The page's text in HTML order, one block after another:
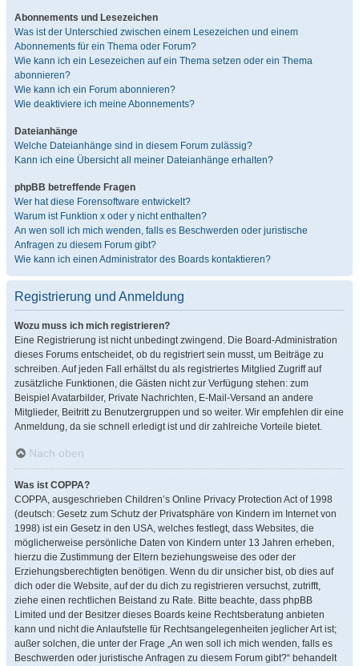
Abonnements und Lesezeichen
Was ist der Unterschied zwischen einem Lesezeichen und einem
Abonnements für ein Thema oder Forum?
Wie kann ich ein Lesezeichen auf ein Thema setzen oder ein Thema
abonnieren?
Wie kann ich ein Forum abonnieren?
Wie deaktiviere ich meine Abonnements?
Dateianhänge
Welche Dateianhänge sind in diesem Forum zulässig?
Kann ich eine Übersicht all meiner Dateianhänge erhalten?
phpBB betreffende Fragen
Wer hat diese Forensoftware entwickelt?
Warum ist Funktion x oder y nicht enthalten?
An wen soll ich mich wenden, falls es Beschwerden oder juristische
Anfragen zu diesem Forum gibt?
Wie kann ich einen Administrator des Boards kontaktieren?
Registrierung und Anmeldung
Wozu muss ich mich registrieren?
Eine Registrierung ist nicht unbedingt zwingend. Die Board-Administration
dieses Forums entscheidet, ob du registriert sein musst, um Beiträge zu
schreiben. Auf jeden Fall erhältst du als registriertes Mitglied Zugriff auf
zusätzliche Funktionen, die Gästen nicht zur Verfügung stehen: zum
Beispiel Avatarbilder, Private Nachrichten, E-Mail-Versand an andere
Mitglieder, Beitritt zu Benutzergruppen und so weiter. Wir empfehlen dir eine
Anmeldung, da sie schnell erledigt ist und dir zahlreiche Vorteile bietet.
Nach oben
Was ist COPPA?
COPPA, ausgeschrieben Children’s Online Privacy Protection Act of 1998
(deutsch: Gesetz zum Schutz der Privatsphäre von Kindern im Internet von
1998) ist ein Gesetz in den USA, welches festlegt, dass Websites, die
möglicherweise persönliche Daten von Kindern unter 13 Jahren erheben,
hierzu die Zustimmung der Eltern beziehungsweise des oder der
Erziehungsberechtigten benötigen. Wenn du dir unsicher bist, ob dies auf
dich oder die Website, auf der du dich zu registrieren versuchst, zutrifft,
ziehe einen rechtlichen Beistand zu Rate. Bitte beachte, dass phpBB
Limited und der Besitzer dieses Boards keine Rechtsberatung anbieten
kann und nicht die Anlaufstelle für Rechtsangelegenheiten jeglicher Art ist;
außer solchen, die unter der Frage „An wen soll ich mich wenden, falls es
Beschwerden oder juristische Anfragen zu diesem Forum gibt?“ behandelt